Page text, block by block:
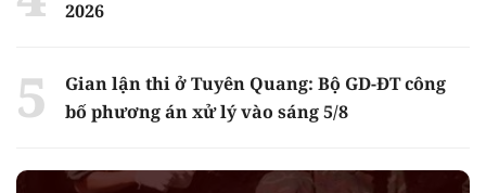
2026
Gian lận thi ở Tuyên Quang: Bộ GD-ĐT công
bố phương án xử lý vào sáng 5/8